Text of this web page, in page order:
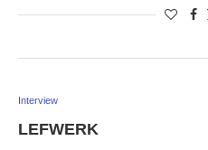
Interview
LEFWERK